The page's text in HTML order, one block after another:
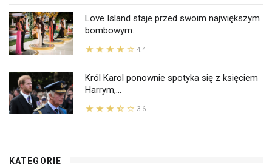
Love Island staje przed swoim największym
bombowym...
4.4
Król Karol ponownie spotyka się z księciem
Harrym,...
3.6
KATEGORIE